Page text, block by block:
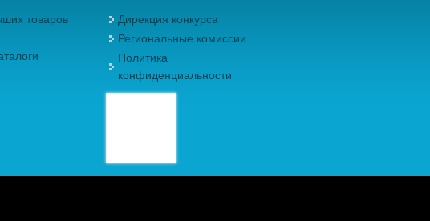
товаров
Дирекция конкурса
Региональные комиссии
Политика
конфиденциальности